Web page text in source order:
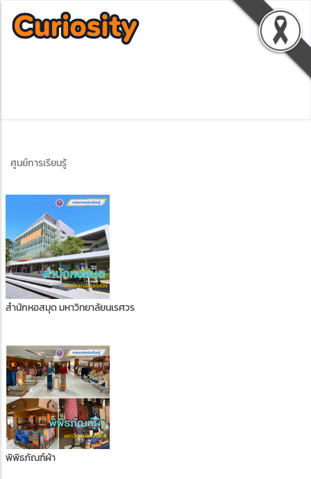
ศูนย์การเรียนรู้
สำนักหอสมุด มหาวิทยาลัยนเรศวร
พิพิธภัณฑ์ผ้า